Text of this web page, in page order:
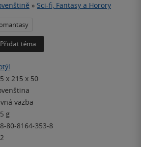
» Sci-fi, Fantasy a Horory
Přidat téma
x 215 x 50
vazba
g
80-8164-353-8